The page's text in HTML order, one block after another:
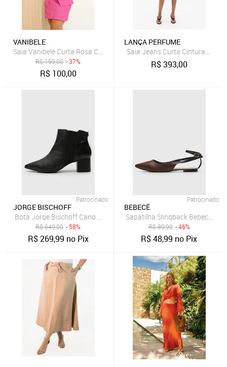
VANIBELE
Saia Vanibele Curta Rosa Chiclete
R$159,00 - 37%
R$ 100,00
LANÇA PERFUME
Saia Jeans Curta Cintura
R$393,00
Patrocinado
JORGE BISCHOFF
Bota Jorge Bischoff Cano Baixo Texturizada Preta
R$649,00 - 58%
R$269,99 no Pix
Patrocinado
BEBECÊ
Sapatilha Slingback Bebecê
R$89,99 - 46%
R$48,99 no Pix